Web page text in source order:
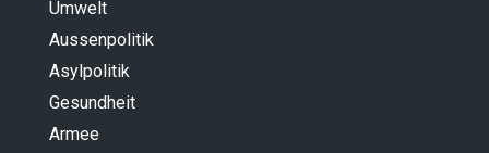
Umwelt
Aussenpolitik
Asylpolitik
Gesundheit
Armee